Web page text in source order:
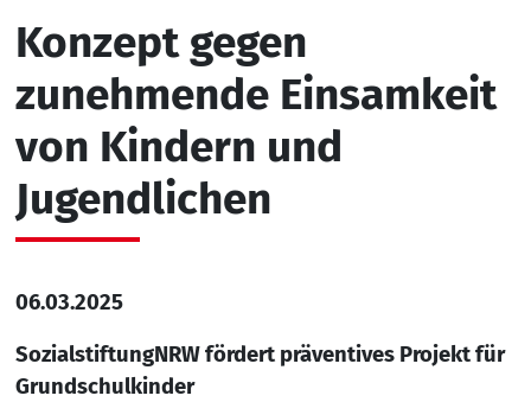
Konzept gegen
zunehmende Einsamkeit
von Kindern und
Jugendlichen
06.03.2025
SozialstiftungNRW fördert präventives Projekt für
Grundschulkinder